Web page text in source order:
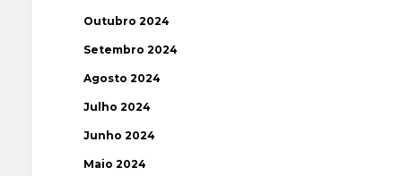
Outubro 2024
Setembro 2024
Agosto 2024
Julho 2024
Junho 2024
Maio 2024